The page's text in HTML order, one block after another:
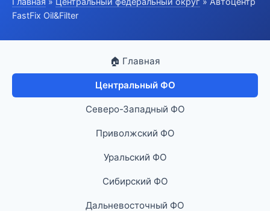
FastFix Oil&Filter
🏠 Главная
Центральный ФО
Северо-Западный ФО
Приволжский ФО
Уральский ФО
Сибирский ФО
Дальневосточный ФО